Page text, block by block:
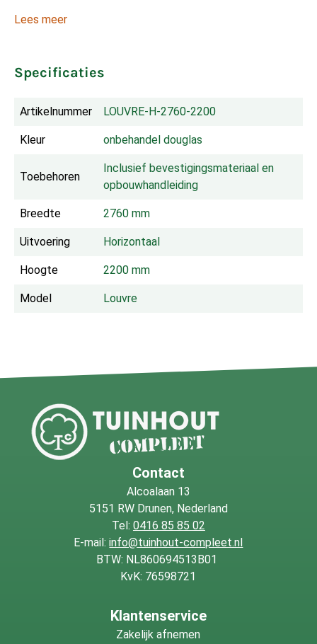
Lees meer
Specificaties
Artikelnummer LOUVRE-H-2760-2200
Kleur onbehandel douglas
Toebehoren
Inclusief bevestigingsmateriaal en
opbouwhandleiding
Breedte 2760 mm
Uitvoering Horizontaal
Hoogte 2200 mm
Model Louvre
Contact
Alcoalaan 13
5151 RW Drunen, Nederland
Tel: 0416 85 85 02
E-mail:info@tuinhout-compleet.nl
BTW: NL860694513B01
KvK: 76598721
Klantenservice
Zakelijk afnemen